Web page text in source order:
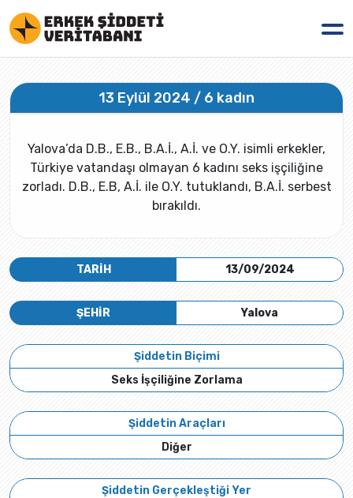
13 Eylül 2024 / 6 kadın
Yalova’da D.B., E.B., B.A.İ., A.İ. ve O.Y. isimli erkekler,
Türkiye vatandaşı olmayan 6 kadını seks işçiliğine
zorladı. D.B., E.B, A.İ. ile O.Y. tutuklandı, B.A.İ. serbest
bırakıldı.
TARİH 13/09/2024
Yalova
ŞEHİR
Şiddetin Biçimi
Seks İşçiliğine Zorlama
Şiddetin Araçları
Diğer
Şiddetin Gerçekleştiği Yer